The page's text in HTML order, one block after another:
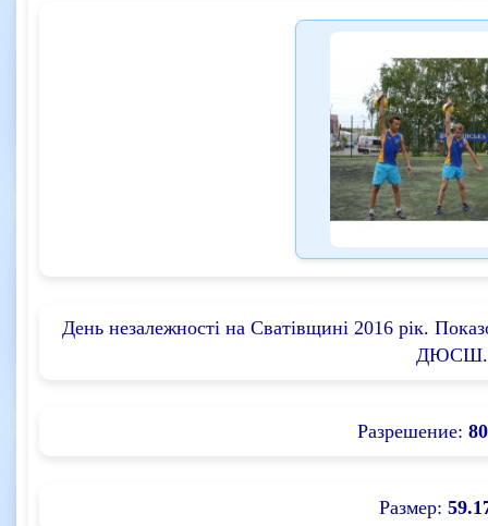
День незалежності на Сватівщині 2016 рік.
ДЮСШ.
Разрешение:
Размер: